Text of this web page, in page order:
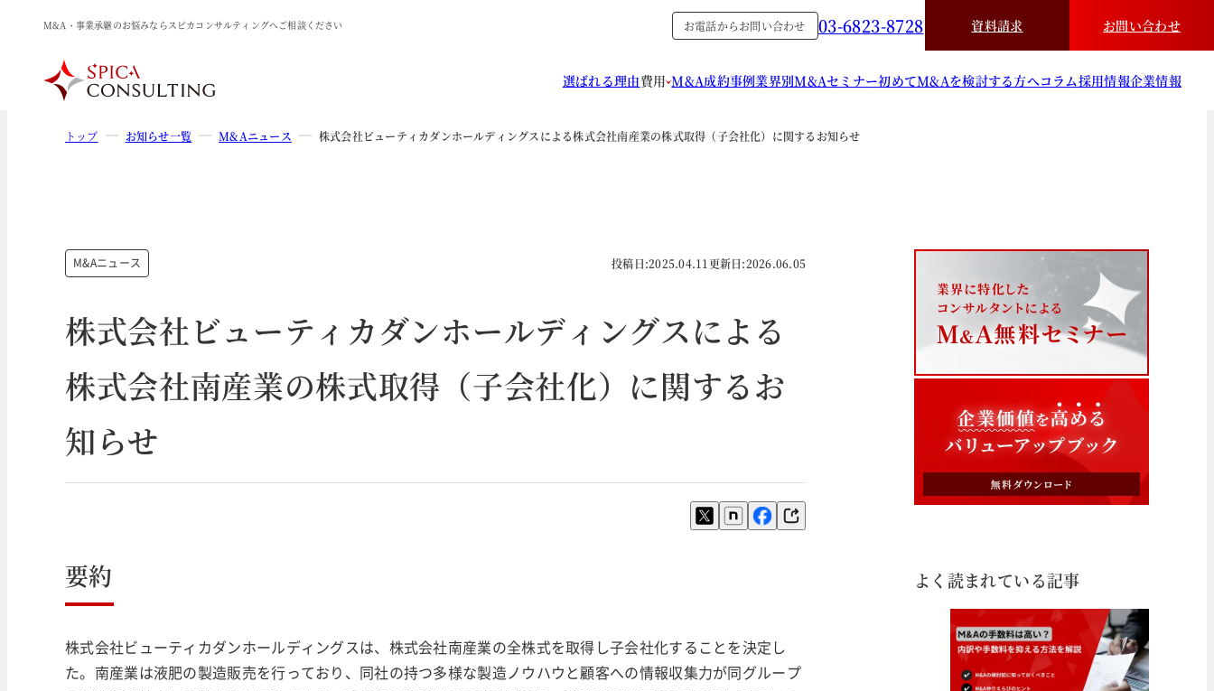
M&A・事業承継のお悩みならスピカコンサルティングへご相談ください お電話からお問い合わせ 03-6823-8728 資料請求 お問い合わせ
選ばれる理由費用 M&A成約事例業界別M&Aセミナー初めてM&Aを検討する方へコラム採用情報企業情報
トップ お知らせ一覧 M&Aニュース 株式会社ビューティカダンホールディングスによる株式会社南産業の株式取得（子会社化）に関するお知らせ
M&Aニュース 投稿日:2025.04.11 更新日:2026.06.05
株式会社ビューティカダンホールディングスによる
株式会社南産業の株式取得（子会社化）に関するお
知らせ
要約
株式会社ビューティカダンホールディングスは、株式会社南産業の全株式を取得し子会社化することを決定し
た。南産業は液肥の製造販売を行っており、同社の持つ多様な製造ノウハウと顧客への情報収集力が同グループ
よく読まれている記事